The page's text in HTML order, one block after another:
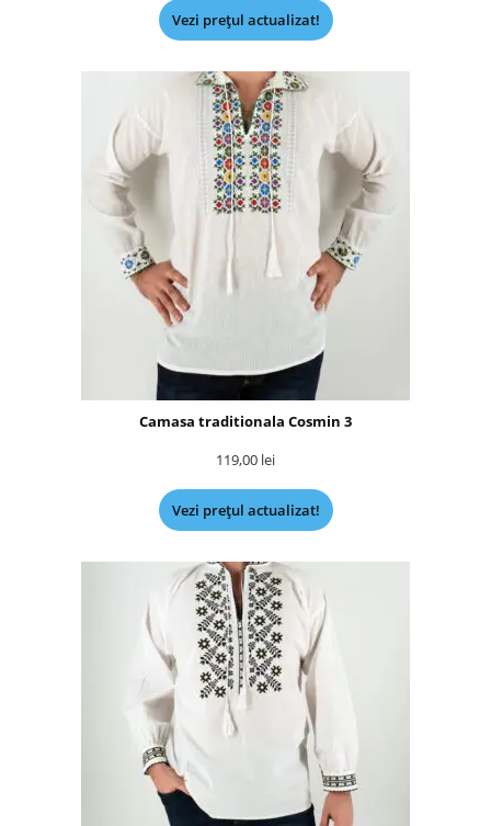
Vezi prețul actualizat!
Camasa traditionala Cosmin 3
119,00 lei
Vezi prețul actualizat!